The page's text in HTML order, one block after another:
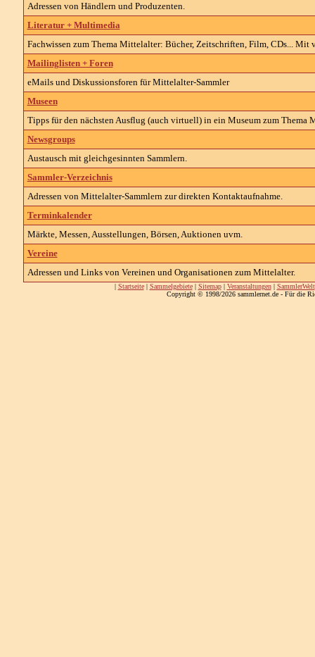
Adressen von Händlern und Produzenten.
Literatur + Multimedia
Fachwissen zum Thema Mittelalter: Bücher, Zeitschriften, Film, CDs...
Mailinglisten + Foren
eMails und Diskussionsforen für Mittelalter-Sammler
Museen
Tipps für den nächsten Ausflug (auch virtuell) in ein Museum zum Thema
Newsgroups
Austausch mit gleichgesinnten Sammlern.
Sammler-Verzeichnis
Adressen von Mittelalter-Sammlern zur direkten Kontaktaufnahme.
Terminkalender
Märkte, Messen, Ausstellungen, Börsen, Auktionen uvm.
Vereine
Adressen und Links von Vereinen und Organisationen zum Mittelalter.
| Startseite| Sammelgebiete| Sitemap| Veranstaltungen| SammlerWelt
Copyright © 1998/2026 sammlernet.de - Für die